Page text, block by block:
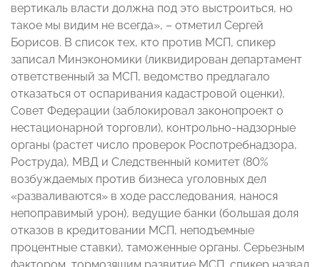
вертикаль власти должна под это выстроиться, но
такое мы видим не всегда», – отметил Сергей
Борисов. В список тех, кто против МСП, спикер
записал Минэкономики (ликвидирован департамент
ответственный за МСП, ведомство предлагало
отказаться от оспаривания кадастровой оценки),
Совет Федерации (заблокировал законопроект о
нестационарной торговли), контрольно-надзорные
органы (растет число проверок Роспотребнадзора,
Роструда), МВД и Следственный комитет (80%
возбуждаемых против бизнеса уголовных дел
«разваливаются» в ходе расследования, нанося
непоправимый урон), ведущие банки (большая доля
отказов в кредитовании МСП, неподъемные
процентные ставки), таможенные органы. Серьезным